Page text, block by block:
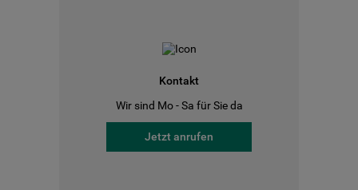
Kontakt
Wir sind Mo - Sa für Sie da
Jetzt anrufen